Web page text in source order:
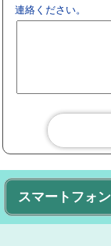
連絡ください。
スマートフォン